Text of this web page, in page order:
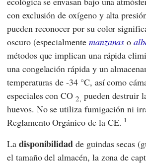
con exclusión de oxígeno y alta
pueden reconocer por su color
oscuro (especialmente manzanas o
métodos que implican una rápida
una congelación rápida y un
temperaturas de -34 °C, así como
especiales con CO2, pueden destruir
huevos. No se utiliza fumigación ni
Reglamento Orgánico de la CE. 1
La disponibilidad de guindas secas
el tamaño del almacén, la zona de